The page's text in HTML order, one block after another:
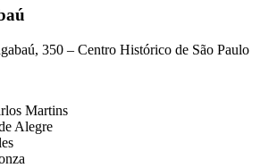
350 – Centro Histórico de São Paulo
Martins
Alegre